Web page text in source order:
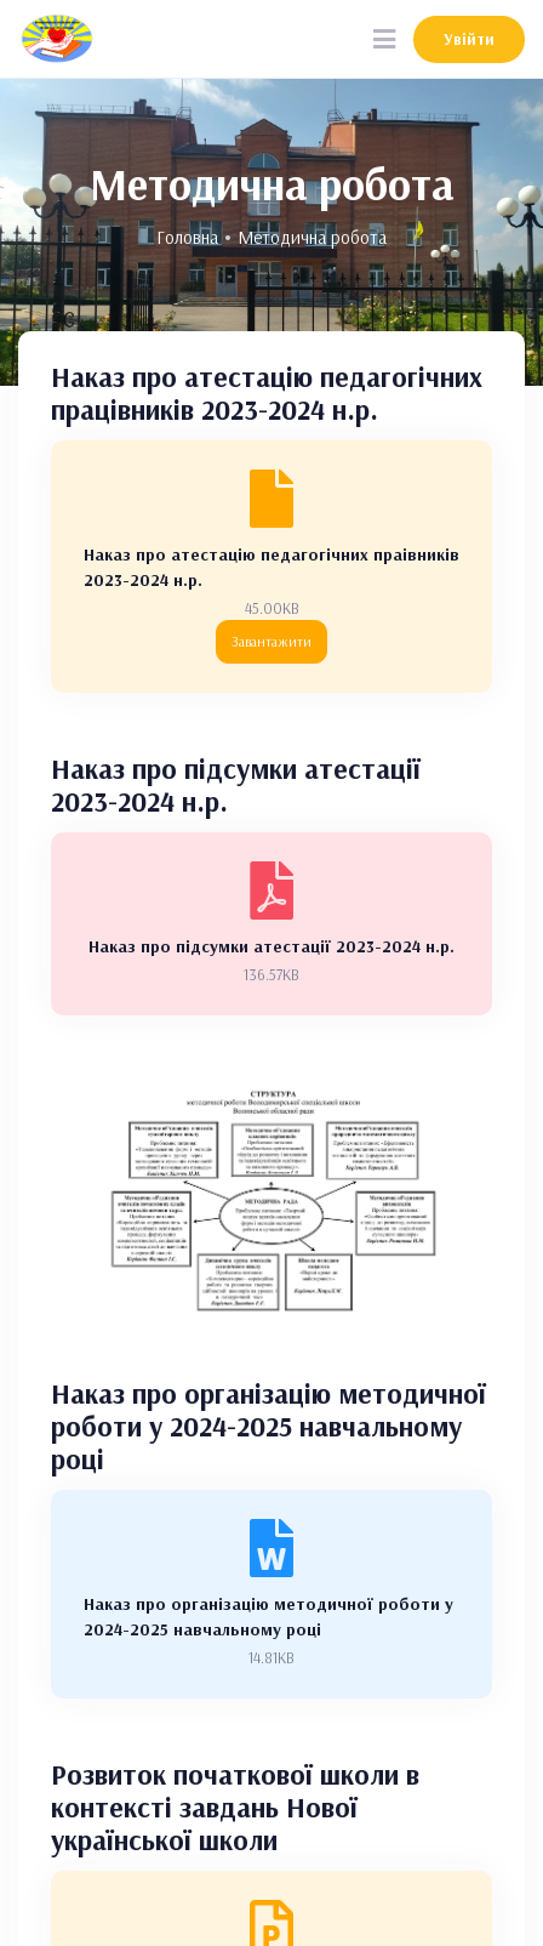
Увійти
Увійти
Методична робота
Головна Методична робота
Наказ про атестацію педагогічних
працівників 2023-2024 н.р.
Наказ про атестацію педагогічних праівників
2023-2024 н.р.
45.00KB
Завантажити
Наказ про підсумки атестації
2023-2024 н.р.
Наказ про підсумки атестації 2023-2024 н.р.
136.57KB
Наказ про організацію методичної
роботи у 2024-2025 навчальному
році
Наказ про організацію методичної роботи у
2024-2025 навчальному році
14.81KB
Розвиток початкової школи в
контексті завдань Нової
української школи